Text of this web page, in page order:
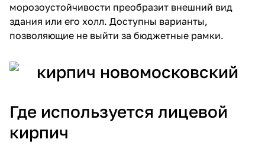
морозоустойчивости преобразит внешний вид
здания или его холл. Доступны варианты,
позволяющие не выйти за бюджетные рамки.
Где используется лицевой
кирпич